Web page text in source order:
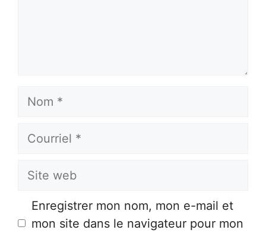
Nom
Courriel
Site
Enregistrer mon nom, mon e-mail et
mon site dans le navigateur pour mon